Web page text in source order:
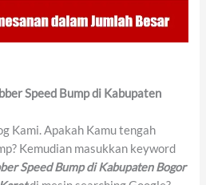
Speed Bump di Kabupaten
Kami. Apakah Kamu tengah
Kemudian masukkan keyword
Speed Bump di Kabupaten Bogor